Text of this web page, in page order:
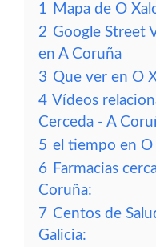
1 Mapa de O
2 Google Street
en A Coruña
3 Que ver en O
4 Vídeos
Cerceda - A
5 el tiempo en O
6 Farmacias
Coruña:
7 Centos de
Galicia: